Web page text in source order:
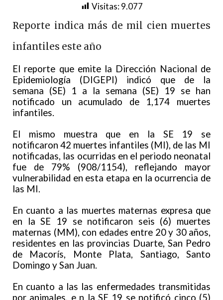
Visitas:9.077
Reporte indica más de mil cien muertes
infantiles este año
El reporte que emite la Dirección Nacional de
Epidemiología (DIGEPI) indicó que de la
semana (SE) 1 a la semana (SE) 19 se han
notificado un acumulado de 1,174 muertes
infantiles.
El mismo muestra que en la SE 19 se
notificaron 42 muertes infantiles (MI), de las MI
notificadas, las ocurridas en el periodo neonatal
fue de 79% (908/1154), reflejando mayor
vulnerabilidad en esta etapa en la ocurrencia de
las MI.
En cuanto a las muertes maternas expresa que
en la SE 19 se notificaron seis (6) muertes
maternas (MM), con edades entre 20 y 30 años,
residentes en las provincias Duarte, San Pedro
de Macorís, Monte Plata, Santiago, Santo
Domingo y San Juan.
En cuanto a las las enfermedades transmitidas
por animales, e n la SE 19 se notificó cinco (5)